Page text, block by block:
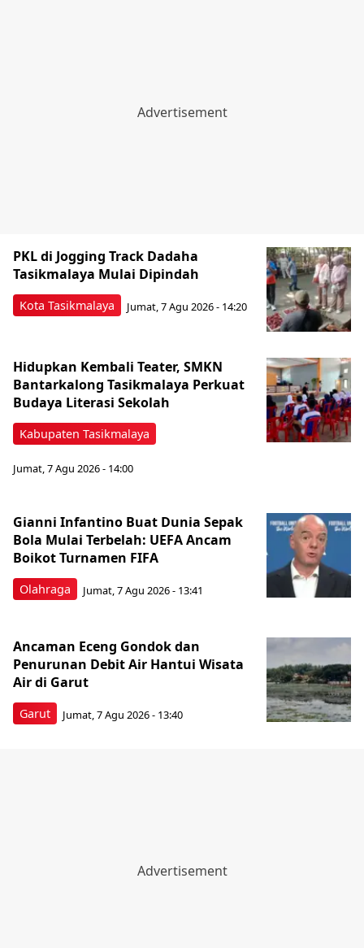
Kota Tasikmalaya
PKL di Jogging Track Dadaha
Tasikmalaya Mulai Dipindah
Jumat, 7 Agu 2026 - 14:20
Kabupaten Tasikmalaya
Hidupkan Kembali Teater, SMKN
Bantarkalong Tasikmalaya Perkuat
Budaya Literasi Sekolah
Jumat, 7 Agu 2026 - 14:00
Olahraga
Gianni Infantino Buat Dunia Sepak
Bola Mulai Terbelah: UEFA Ancam
Boikot Turnamen FIFA
Jumat, 7 Agu 2026 - 13:41
Garut
Ancaman Eceng Gondok dan
Penurunan Debit Air Hantui Wisata
Air di Garut
Jumat, 7 Agu 2026 - 13:40